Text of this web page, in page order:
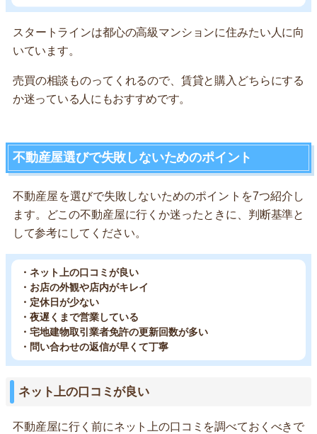
スタートラインは都心の高級マンションに住みたい人に向
いています。
売買の相談ものってくれるので、賃貸と購入どちらにする
か迷っている人にもおすすめです。
不動産屋選びで失敗しないためのポイント
不動産屋を選びで失敗しないためのポイントを7つ紹介し
ます。どこの不動産屋に行くか迷ったときに、判断基準と
して参考にしてください。
・ネット上の口コミが良い
・お店の外観や店内がキレイ
・定休日が少ない
・夜遅くまで営業している
・宅地建物取引業者免許の更新回数が多い
・問い合わせの返信が早くて丁寧
ネット上の口コミが良い
不動産屋に行く前にネット上の口コミを調べておくべきで